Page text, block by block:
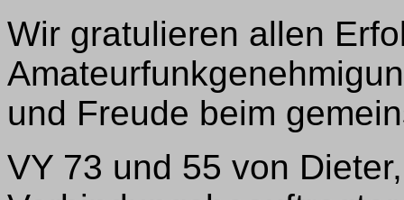
Wir gratulieren allen
und Freude beim
VY 73 und 55 von